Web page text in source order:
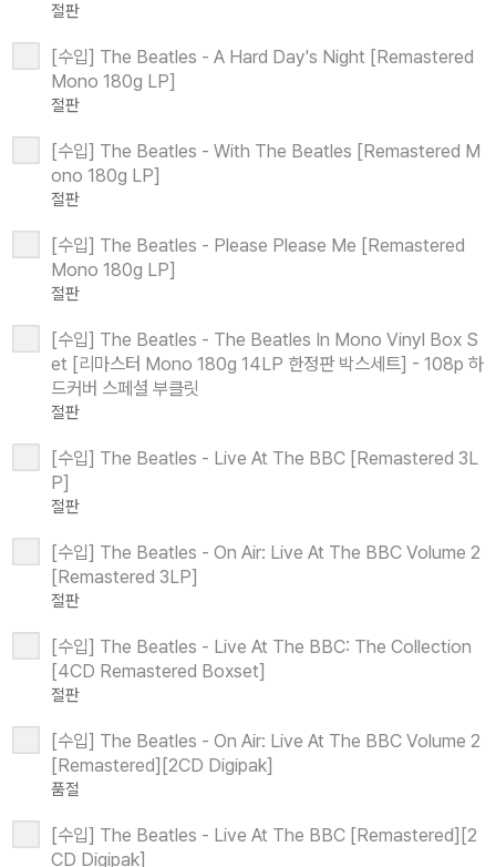
절판
[수입] The Beatles - A Hard Day's Night [Remastered
Mono 180g LP]
절판
[수입] The Beatles - With The Beatles [Remastered M
ono 180g LP]
절판
[수입] The Beatles - Please Please Me [Remastered
Mono 180g LP]
절판
[수입] The Beatles - The Beatles In Mono Vinyl Box S
et [리마스터 Mono 180g 14LP 한정판 박스세트] - 108p 하
드커버 스페셜 부클릿
절판
[수입] The Beatles - Live At The BBC [Remastered 3L
P]
절판
[수입] The Beatles - On Air: Live At The BBC Volume 2
[Remastered 3LP]
절판
[수입] The Beatles - Live At The BBC: The Collection
[4CD Remastered Boxset]
절판
[수입] The Beatles - On Air: Live At The BBC Volume 2
[Remastered][2CD Digipak]
품절
[수입] The Beatles - Live At The BBC [Remastered][2
CD Digipak]